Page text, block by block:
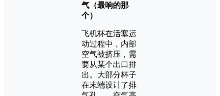
气（最响的那
个）
飞机杯在活塞运
动过程中，内部
空气被挤压，需
要从某个出口排
出。大部分杯子
在末端设计了排